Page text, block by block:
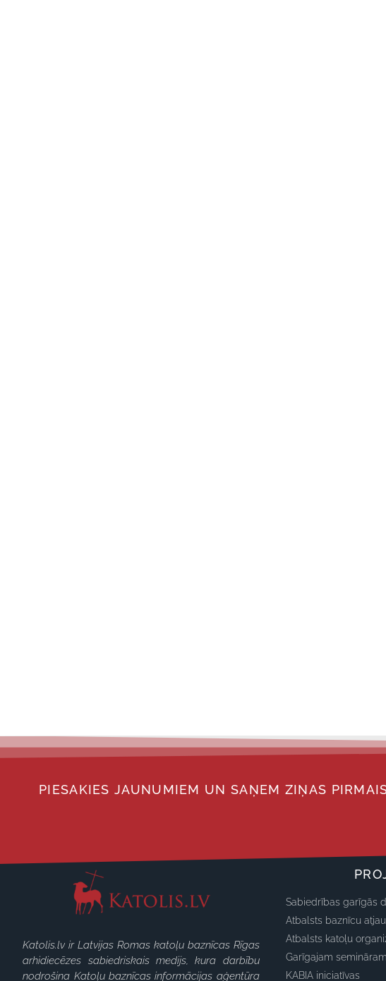
PIESAKIES JAUNUMIEM UN SAŅEM ZIŅAS
Katolis.lv ir Latvijas Romas katoļu baznīcas Rīgas
arhidiecēzes sabiedriskais medijs, kura darbību
nodrošina Katoļu baznīcas informācijas aģentūra
Sabiedrības garīgās
Atbalsts baznīcu
Atbalsts katoļu
Garīgajam
KABIA iniciatīvas